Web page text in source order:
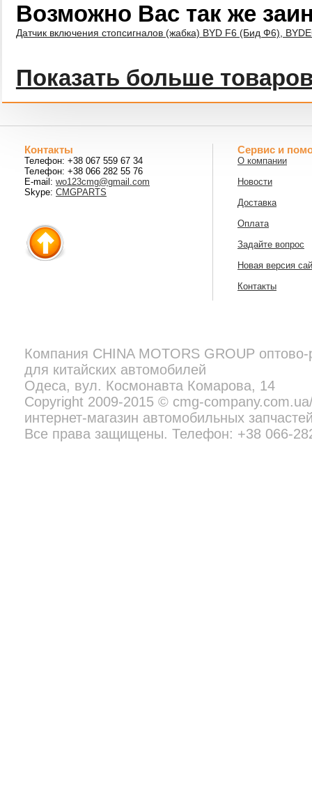
Возможно Вас так же
Датчик включения стопсигналов (жабка) BYD F6 (Бид Ф6),
Показать больше
Контакты
Телефон: +38 067 559 67 34
Телефон: +38 066 282 55 76
E-mail: wo123cmg@gmail.com
Skype: CMGPARTS
Сервис и
О компании
Новости
Доставка
Оплата
Задайте вопрос
Новая версия
Контакты
Copyright 2009-2015 © cmg-company.com.ua/new -
Все права защищены. Телефон:
+38 097 692 02 06
Компания CHINA MOTORS GROUP
для китайских автомобилей
Одеса, вул. Космонавта Комарова, 14
Copyright 2009-2015 © cmg-
интернет-магазин автомобильных
Все права защищены. Телефон: +38 066-